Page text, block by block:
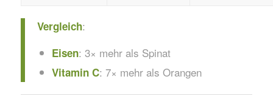
Vergleich:
Eisen: 3× mehr als Spinat
Vitamin C: 7× mehr als Orangen